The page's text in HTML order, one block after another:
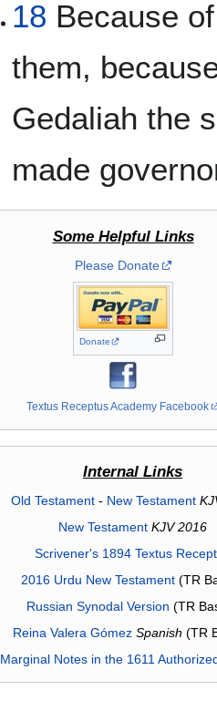
18 Because
them,
Gedaliah the
made
Some Helpful Links
Please Donate
Donate
Textus Receptus Academy Facebook
Internal Links
Old Testament- New Testament
New Testament KJV 2016
Scrivener's 1894 Textus
2016 Urdu New Testament(TR
Russian Synodal Version (TR
Reina Valera Gómez Spanish (TR
Marginal Notes in the 1611